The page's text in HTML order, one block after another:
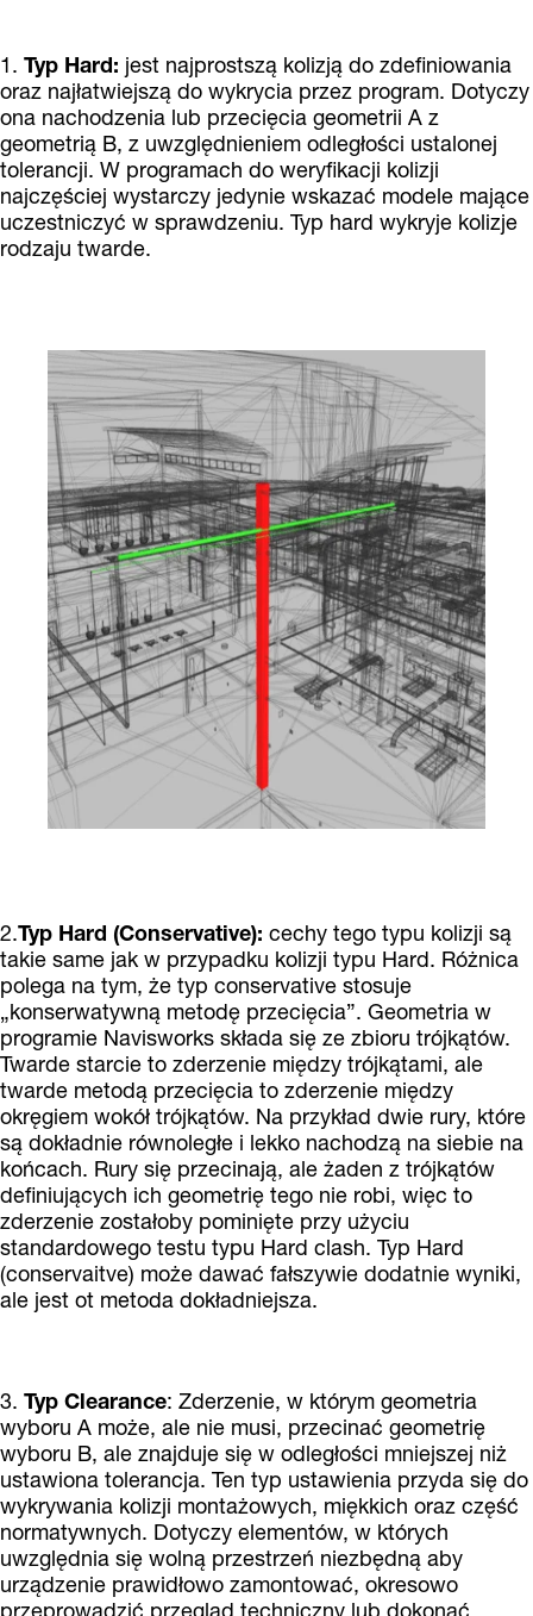
1. Typ Hard: jest najprostszą kolizją do zdefiniowania
oraz najłatwiejszą do wykrycia przez program. Dotyczy
ona nachodzenia lub przecięcia geometrii A z
geometrią B, z uwzględnieniem odległości ustalonej
tolerancji. W programach do weryfikacji kolizji
najczęściej wystarczy jedynie wskazać modele mające
uczestniczyć w sprawdzeniu. Typ hard wykryje kolizje
rodzaju twarde.
2.Typ Hard (Conservative): cechy tego typu kolizji są
takie same jak w przypadku kolizji typu Hard. Różnica
polega na tym, że typ conservative stosuje
„konserwatywną metodę przecięcia”. Geometria w
programie Navisworks składa się ze zbioru trójkątów.
Twarde starcie to zderzenie między trójkątami, ale
twarde metodą przecięcia to zderzenie między
okręgiem wokół trójkątów. Na przykład dwie rury, które
są dokładnie równoległe i lekko nachodzą na siebie na
końcach. Rury się przecinają, ale żaden z trójkątów
definiujących ich geometrię tego nie robi, więc to
zderzenie zostałoby pominięte przy użyciu
standardowego testu typu Hard clash. Typ Hard
(conservaitve) może dawać fałszywie dodatnie wyniki,
ale jest ot metoda dokładniejsza.
3. Typ Clearance: Zderzenie, w którym geometria
wyboru A może, ale nie musi, przecinać geometrię
wyboru B, ale znajduje się w odległości mniejszej niż
ustawiona tolerancja. Ten typ ustawienia przyda się do
wykrywania kolizji montażowych, miękkich oraz część
normatywnych. Dotyczy elementów, w których
uwzględnia się wolną przestrzeń niezbędną aby
urządzenie prawidłowo zamontować, okresowo
przeprowadzić przegląd techniczny lub dokonać